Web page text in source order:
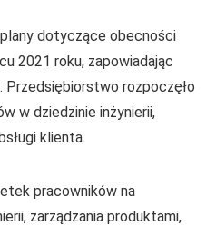
plany dotyczące obecności
2021 roku, zapowiadając
Przedsiębiorstwo rozpoczęło
w dziedzinie inżynierii,
klienta.
pracowników na
zarządzania produktami,